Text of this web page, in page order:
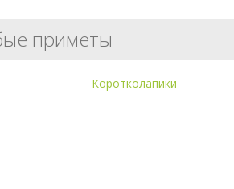
приметы
Коротколапики